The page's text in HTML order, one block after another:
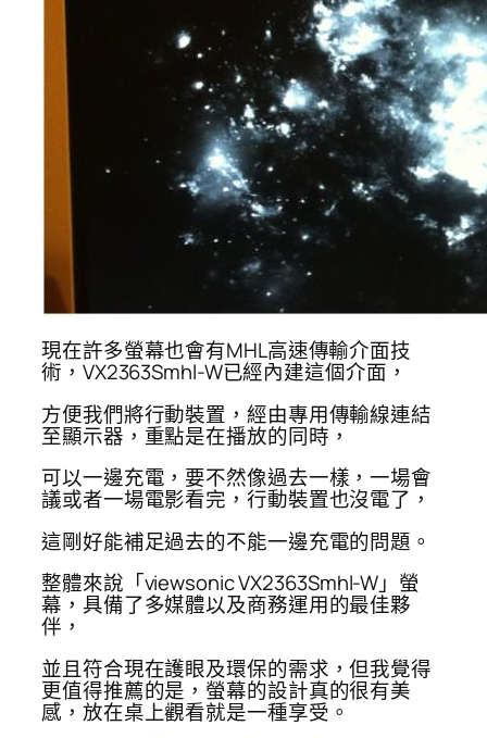
現在許多螢幕也會有MHL高速傳輸介面技
術，VX2363Smhl-W已經內建這個介面，
方便我們將行動裝置，經由專用傳輸線連結
至顯示器，重點是在播放的同時，
可以一邊充電，要不然像過去一樣，一場會
議或者一場電影看完，行動裝置也沒電了，
這剛好能補足過去的不能一邊充電的問題。
整體來說「viewsonic VX2363Smhl-W」螢
幕，具備了多媒體以及商務運用的最佳夥
伴，
並且符合現在護眼及環保的需求，但我覺得
更值得推薦的是，螢幕的設計真的很有美
感，放在桌上觀看就是一種享受。